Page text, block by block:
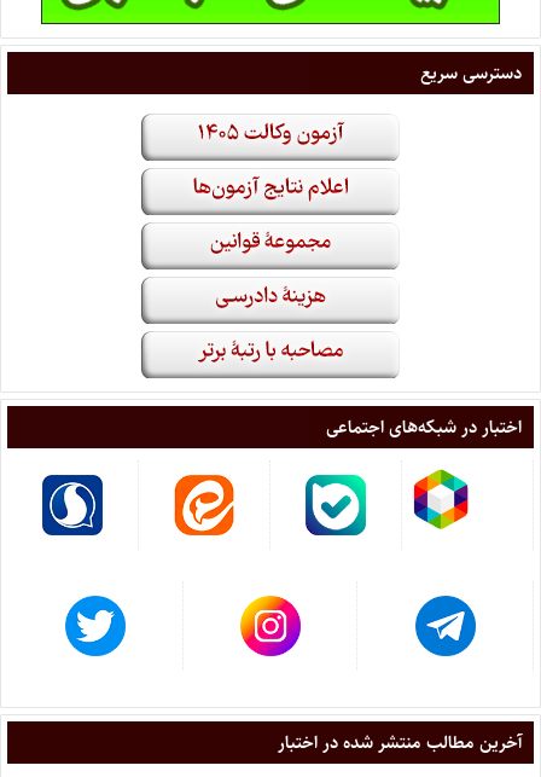
دسترسی سریع
اختبار در شبکه‌های اجتماعی
آخرین مطالب منتشر شده در اختبار